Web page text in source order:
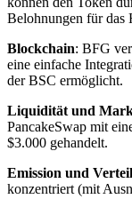
Belohnungen für das
Blockchain: BFG
eine einfache
der BSC ermöglicht.
Liquidität und
PancakeSwap mit
$3.000 gehandelt.
Emission und
konzentriert (mit